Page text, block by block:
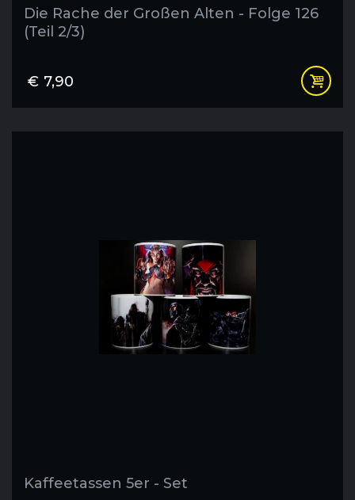
Die Rache der Großen Alten - Folge 126
(Teil 2/3)
€ 7,90
Kaffeetassen 5er - Set